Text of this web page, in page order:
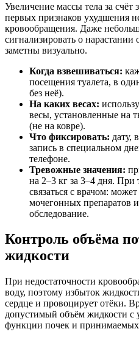
Увеличение массы тела за
первых признаков ухудшения
кровообращения. Даже
сигнализировать о нарастании
заметны визуально.
Когда взвешиваться:
посещения туалета, в
без неё).
На каких весах:
весы, установленные на
(не на ковре).
Что фиксировать: дату,
запись в специальном
телефоне.
Тревожные значения:
на 2–3 кг за 3–4 дня. При
связаться с врачом:
мочегонных препаратов
обследование.
Контроль объёма
жидкости
При недостаточности
воду, поэтому избыток
сердце и провоцирует отёки.
допустимый объём жидкости с
функции почек и принимаемых